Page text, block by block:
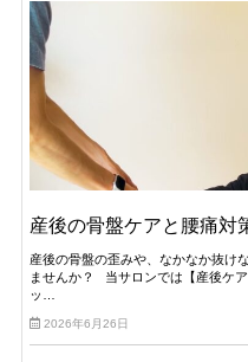
産後の骨盤ケアと腰痛対
産後の骨盤の歪みや、なかなか抜け
ませんか？ 当サロンでは【産後ケ
ッ…
2026年6月26日